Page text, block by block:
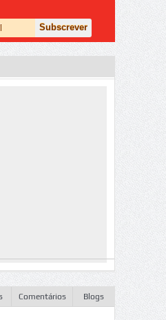
Comentários Blogs